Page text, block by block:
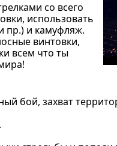
со всего
использовать
пр.) и камуфляж.
винтовки,
всем что ты
бой, захват